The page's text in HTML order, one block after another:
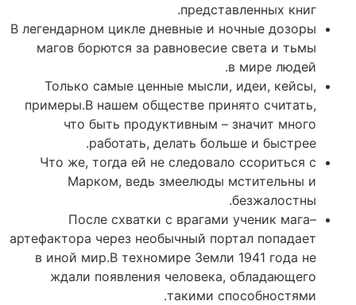
представленных книг.
В легендарном цикле дневные и ночные дозоры
магов борются за равновесие света и тьмы
в мире людей.
Только самые ценные мысли, идеи, кейсы,
примеры.В нашем обществе принято считать,
что быть продуктивным – значит много
работать, делать больше и быстрее.
Что же, тогда ей не следовало ссориться с
Марком, ведь змеелюды мстительны и
безжалостны.
После схватки с врагами ученик мага–
артефактора через необычный портал попадает
в иной мир.В техномире Земли 1941 года не
ждали появления человека, обладающего
такими способностями.